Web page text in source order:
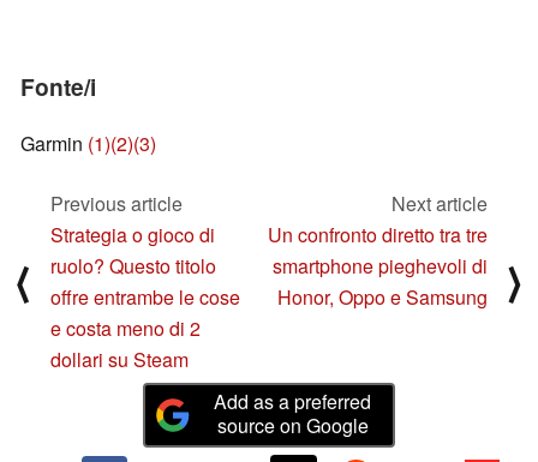
Fonte/i
Garmin (1)(2)(3)
⟨
Previous article
Strategia o gioco di
ruolo? Questo titolo
offre entrambe le cose
e costa meno di 2
dollari su Steam
Next article
Un confronto diretto tra tre
smartphone pieghevoli di
Honor, Oppo e Samsung
⟩
Add as a preferred
source on Google